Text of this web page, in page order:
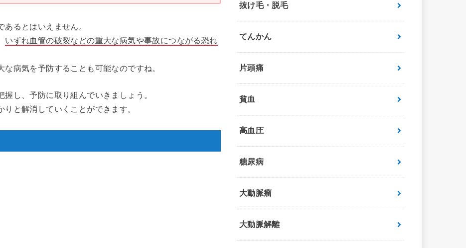
あるとはいえません。
いずれ血管の破裂などの重大な病気や事故につながる恐れ
病気を予防することも可能なのですね。
し、予防に取り組んでいきましょう。
と解消していくことができます。
抜け毛・脱毛
てんかん
片頭痛
貧血
高血圧
糖尿病
大動脈瘤
大動脈解離